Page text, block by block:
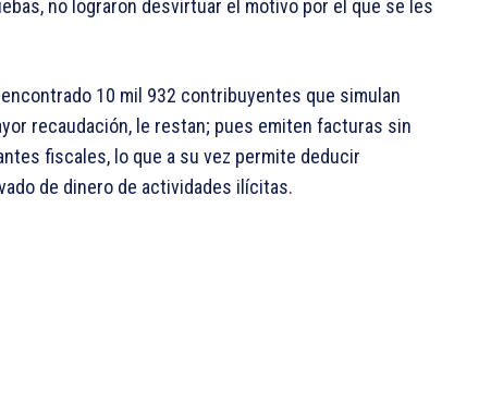
no lograron desvirtuar el motivo por el que se les
10 mil 932 contribuyentes que simulan
recaudación, le restan; pues emiten facturas sin
fiscales, lo que a su vez permite deducir
de dinero de actividades ilícitas.